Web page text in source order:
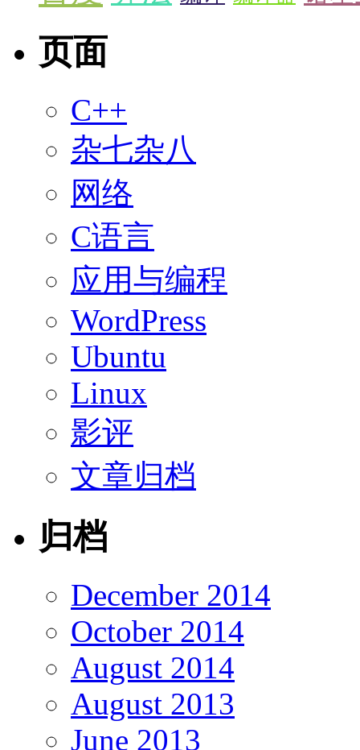
页面
C++
杂七杂八
网络
C语言
应用与编程
WordPress
Ubuntu
Linux
影评
文章归档
归档
December 2014
October 2014
August 2014
August 2013
June 2013